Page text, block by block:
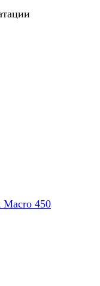
Macro 450